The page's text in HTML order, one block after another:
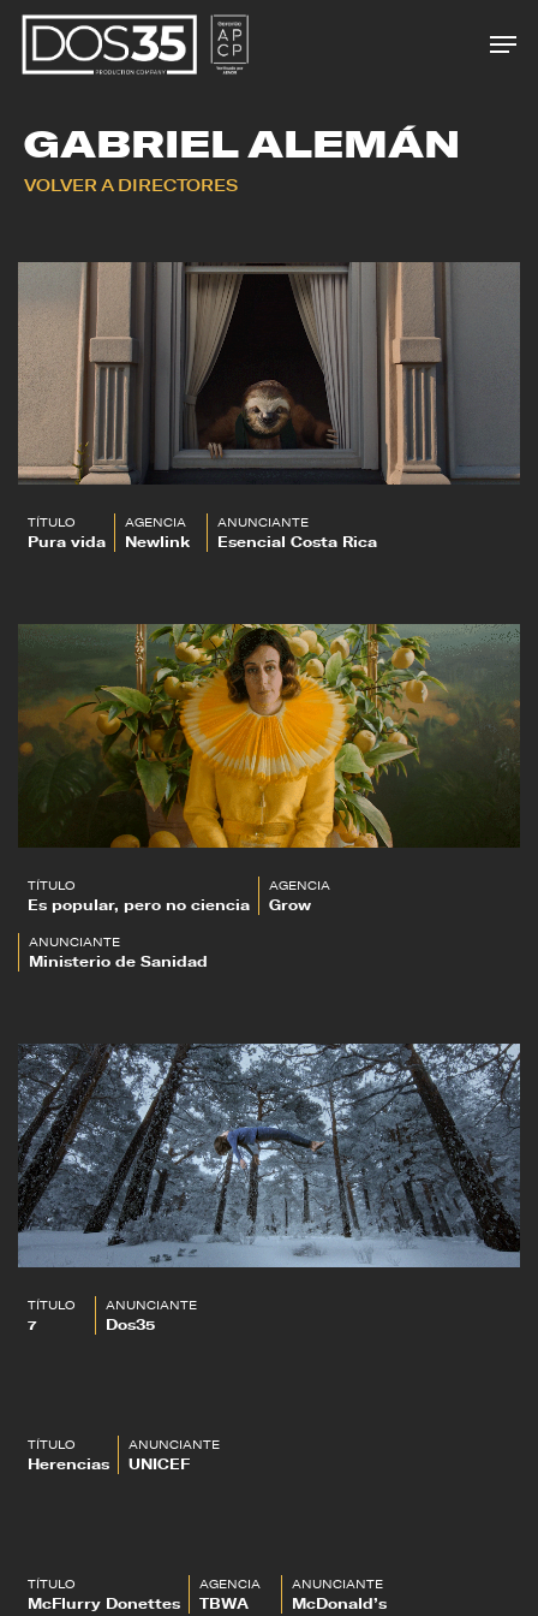
Skip
main
content
GABRIEL ALEMÁN
VOLVER A DIRECTORES
TÍTULO
Pura vida
AGENCIA
Newlink
ANUNCIANTE
Esencial Costa Rica
TÍTULO
Es popular, pero no ciencia
AGENCIA
Grow
ANUNCIANTE
Ministerio de Sanidad
TÍTULO
7
ANUNCIANTE
Dos35
TÍTULO
Herencias
ANUNCIANTE
UNICEF
TÍTULO
McFlurry Donettes
AGENCIA
TBWA
ANUNCIANTE
McDonald’s